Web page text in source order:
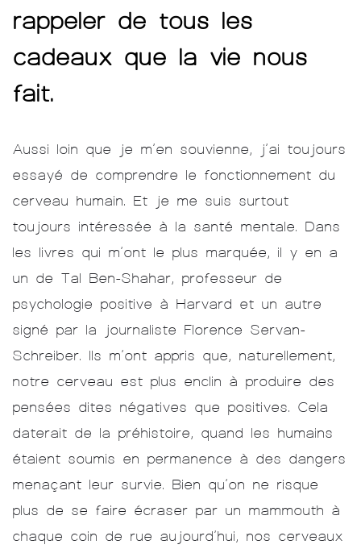
rappeler de tous les
cadeaux que la vie nous
fait.
Aussi loin que je m’en souvienne, j’ai toujours
essayé de comprendre le fonctionnement du
cerveau humain. Et je me suis surtout
toujours intéressée à la santé mentale. Dans
les livres qui m’ont le plus marquée, il y en a
un de Tal Ben-Shahar, professeur de
psychologie positive à Harvard et un autre
signé par la journaliste Florence Servan-
Schreiber. Ils m’ont appris que, naturellement,
notre cerveau est plus enclin à produire des
pensées dites négatives que positives. Cela
daterait de la préhistoire, quand les humains
étaient soumis en permanence à des dangers
menaçant leur survie. Bien qu’on ne risque
plus de se faire écraser par un mammouth à
chaque coin de rue aujourd’hui, nos cerveaux